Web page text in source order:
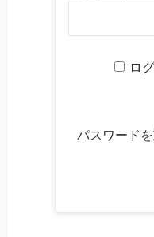
ロ
パスワード